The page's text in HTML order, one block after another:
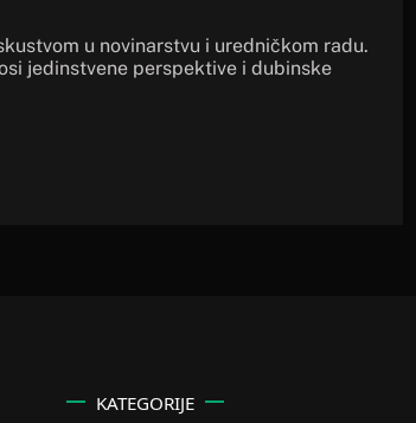
u novinarstvu i uredničkom radu.
jedinstvene perspektive i dubinske
KATEGORIJE